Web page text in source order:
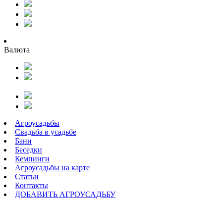
Валюта
Агроусадьбы
Свадьба в усадьбе
Бани
Беседки
Кемпинги
Агроусадьбы на карте
Статьи
Контакты
ДОБАВИТЬ АГРОУСАДЬБУ